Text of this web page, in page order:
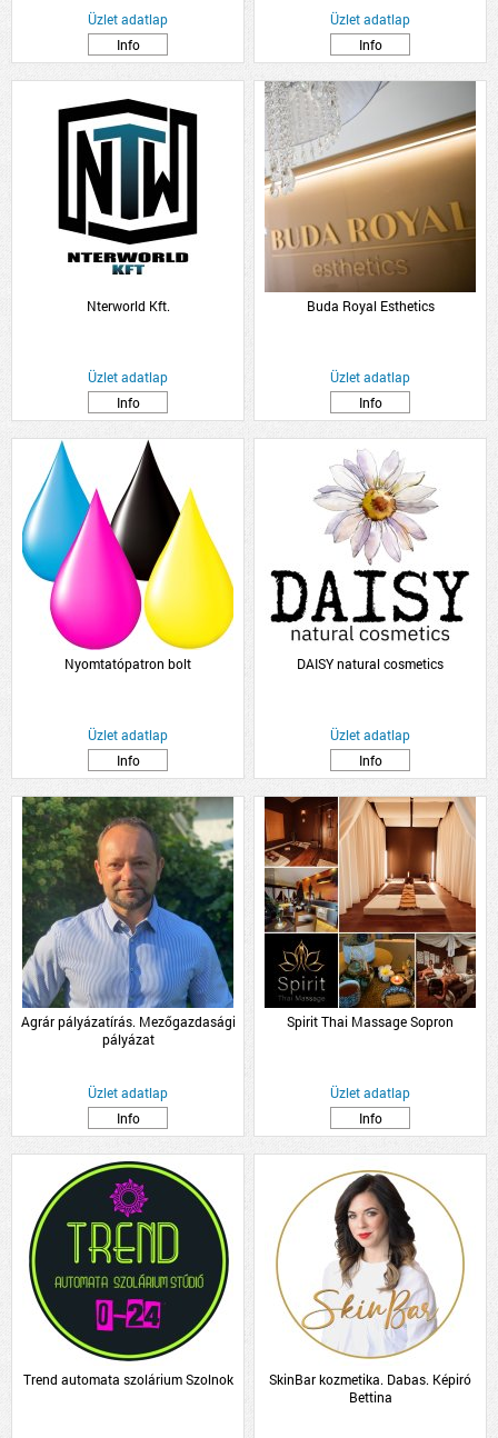
Üzlet adatlap
Info
Üzlet adatlap
Info
Nterworld Kft.
Üzlet adatlap
Info
Buda Royal Esthetics
Üzlet adatlap
Info
Nyomtatópatron bolt
Üzlet adatlap
Info
DAISY natural cosmetics
Üzlet adatlap
Info
Agrár pályázatírás. Mezőgazdasági
pályázat
Üzlet adatlap
Info
Spirit Thai Massage Sopron
Üzlet adatlap
Info
Trend automata szolárium Szolnok
SkinBar kozmetika. Dabas. Képiró
Bettina